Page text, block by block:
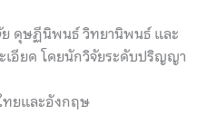
ย ดุษฏีนิพนธ์ วิทยานิพนธ์ และ
อียด โดยนักวิจัยระดับปริญญา
ทยและอังกฤษ